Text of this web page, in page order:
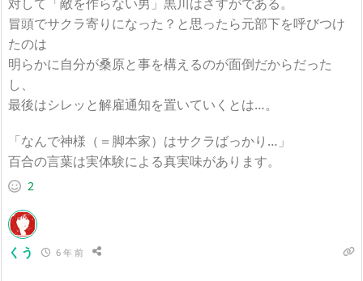
対して「敵を作らない男」黒川はさすがである。
冒頭でサクラ寄りになった？と思ったら元部下を呼びつけ
たのは
明らかに自分が桑原と事を構えるのが面倒だからだった
し、
最後はシレッと解雇通知を置いていくとは…。
「なんで神様（＝脚本家）はサクラばっかり…」
百合の言葉は実体験による真実味があります。
2
くう 6 年 前